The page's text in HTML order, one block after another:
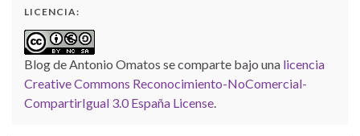
LICENCIA:
Blog de Antonio Omatos se comparte bajo una licencia
Creative Commons Reconocimiento-NoComercial-
CompartirIgual 3.0 España License